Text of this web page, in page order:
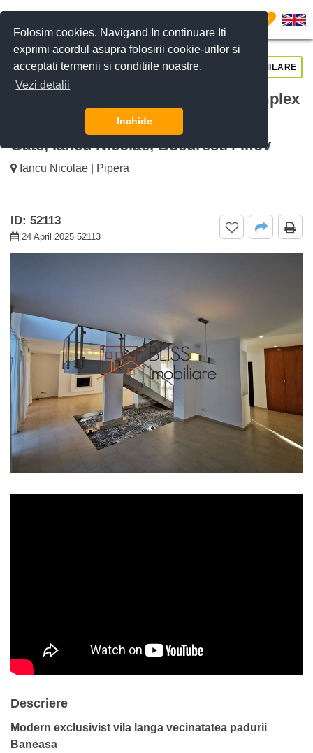
Folosim cookies. Navigand In continuare Iti
exprimi acordul asupra folosirii cookie-urilor si
acceptati termenii si conditiile noastre.
Vezi detalii
Inchide
0
De inchiriat Vilă cu 7 camere in complex
rezidential cu paza Willbrook Green
Gate, Iancu Nicolae, Bucuresti / Ilfov
Iancu Nicolae | Pipera
ID: 52113
24 April 2025 52113
Descriere
Modern exclusivist vila langa vecinatatea padurii
Baneasa
CERE DETALII SUNĂ-NE SIMILARE